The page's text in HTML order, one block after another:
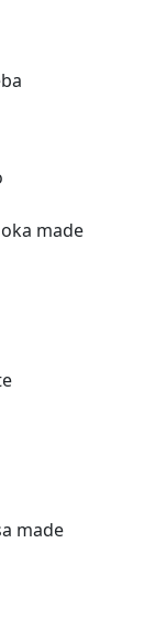
made
made